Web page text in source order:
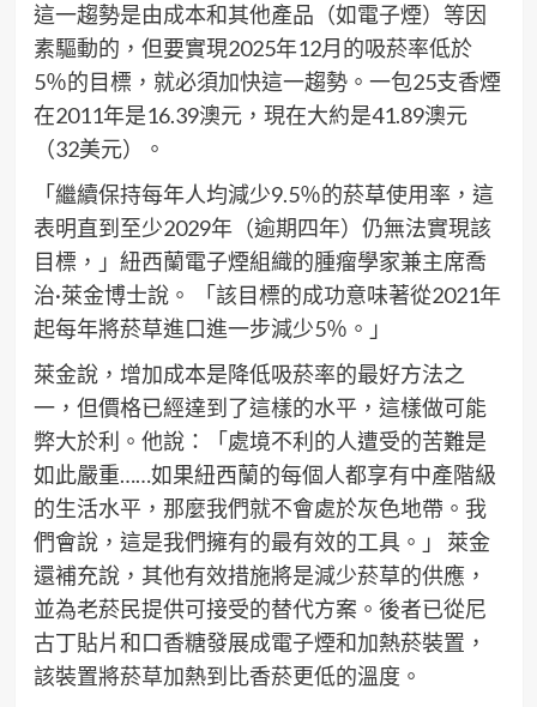
這一趨勢是由成本和其他產品（如電子煙）等因
素驅動的，但要實現2025年12月的吸菸率低於
5％的目標，就必須加快這一趨勢。一包25支香煙
在2011年是16.39澳元，現在大約是41.89澳元
（32美元）。
「繼續保持每年人均減少9.5％的菸草使用率，這
表明直到至少2029年（逾期四年）仍無法實現該
目標，」紐西蘭電子煙組織的腫瘤學家兼主席喬
治·萊金博士說。 「該目標的成功意味著從2021年
起每年將菸草進口進一步減少5％。」
萊金說，增加成本是降低吸菸率的最好方法之
一，但價格已經達到了這樣的水平，這樣做可能
弊大於利。他說：「處境不利的人遭受的苦難是
如此嚴重……如果紐西蘭的每個人都享有中產階級
的生活水平，那麼我們就不會處於灰色地帶。我
們會說，這是我們擁有的最有效的工具。」 萊金
還補充說，其他有效措施將是減少菸草的供應，
並為老菸民提供可接受的替代方案。後者已從尼
古丁貼片和口香糖發展成電子煙和加熱菸裝置，
該裝置將菸草加熱到比香菸更低的溫度。